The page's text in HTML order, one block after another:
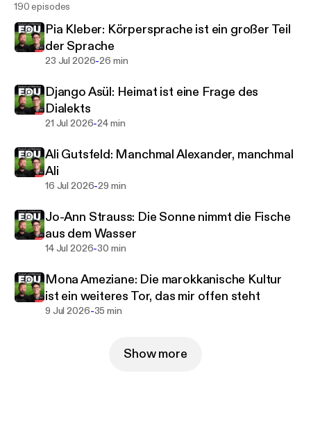
190 episodes
Pia Kleber: Körpersprache ist ein großer Teil
der Sprache
23 Jul 2026-26 min
Django Asül: Heimat ist eine Frage des
Dialekts
21 Jul 2026-24 min
Ali Gutsfeld: Manchmal Alexander, manchmal
Ali
16 Jul 2026-29 min
Jo-Ann Strauss: Die Sonne nimmt die Fische
aus dem Wasser
14 Jul 2026-30 min
Mona Ameziane: Die marokkanische Kultur
ist ein weiteres Tor, das mir offen steht
9 Jul 2026-35 min
Show more